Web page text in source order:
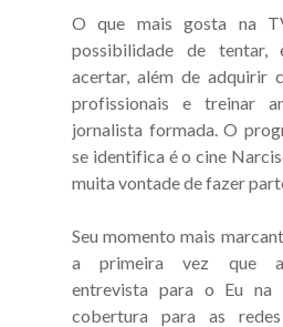
O que mais gosta na
possibilidade de tentar,
acertar, além de adquirir
profissionais e treinar
jornalista formada. O
se identifica é o cine
muita vontade de fazer
Seu momento mais
a primeira vez que
entrevista para o Eu
cobertura para as